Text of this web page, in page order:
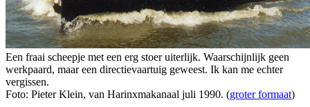
Een fraai scheepje met een erg stoer uiterlijk. Waarschijnlijk geen
werkpaard, maar een directievaartuig geweest. Ik kan me echter
vergissen.
Foto: Pieter Klein, van Harinxmakanaal juli 1990. (groter formaat)